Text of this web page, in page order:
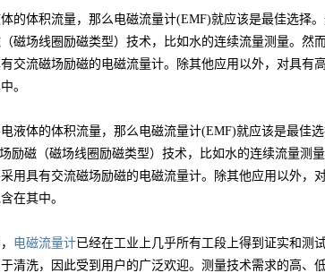
的体积流量，那么电磁流量计(EMF)就应该是最佳选择
磁场线圈励磁类型）技术，比如水的连续流量测量。然
交流磁场励磁的电磁流量计。除其他应用以外，对具有
。
体的体积流量，那么电磁流量计(EMF)就应该是最佳选
励磁（磁场线圈励磁类型）技术，比如水的连续流量测
用具有交流磁场励磁的电磁流量计。除其他应用以外，
在其中。
电磁流量计已经在工业上几乎所有工段上得到证实和测
清洗，因此受到用户的广泛欢迎。测量技术需求的高、